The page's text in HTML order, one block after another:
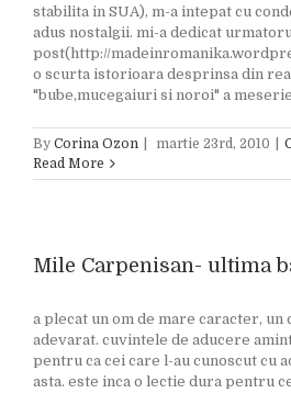
stabilita in SUA), m-a intepat cu
adus nostalgii. mi-a dedicat
post(http://
o scurta istorioara desprinsa din
"bube,mucegaiuri si noroi" a
By Corina Ozon martie 23rd, 2010
Read More
Mile Carpenisan- ultima
a plecat un om de mare caracter, un
adevarat. cuvintele de aducere
pentru ca cei care l-au cunoscut cu
asta. este inca o lectie dura pentru